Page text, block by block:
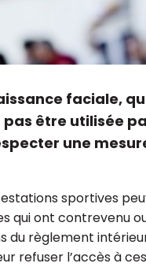
faciale,
être utilisée
une
sportives
qui ont contrevenu
du règlement
refuser l’accès à
les associations &